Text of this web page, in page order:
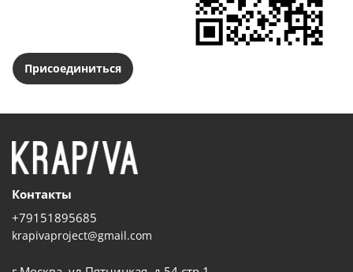
Присоединиться
Контакты
+79151895685
krapivaproject@gmail.com